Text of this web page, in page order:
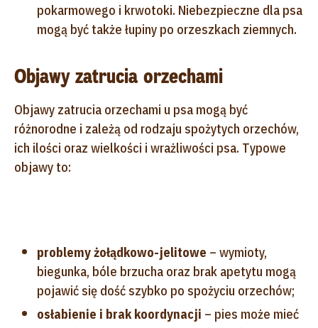
pokarmowego i krwotoki. Niebezpieczne dla psa
mogą być także łupiny po orzeszkach ziemnych.
Objawy zatrucia orzechami
Objawy zatrucia orzechami u psa mogą być
różnorodne i zależą od rodzaju spożytych orzechów,
ich ilości oraz wielkości i wrażliwości psa. Typowe
objawy to:
problemy żołądkowo-jelitowe – wymioty,
biegunka, bóle brzucha oraz brak apetytu mogą
pojawić się dość szybko po spożyciu orzechów;
osłabienie i brak koordynacji – pies może mieć